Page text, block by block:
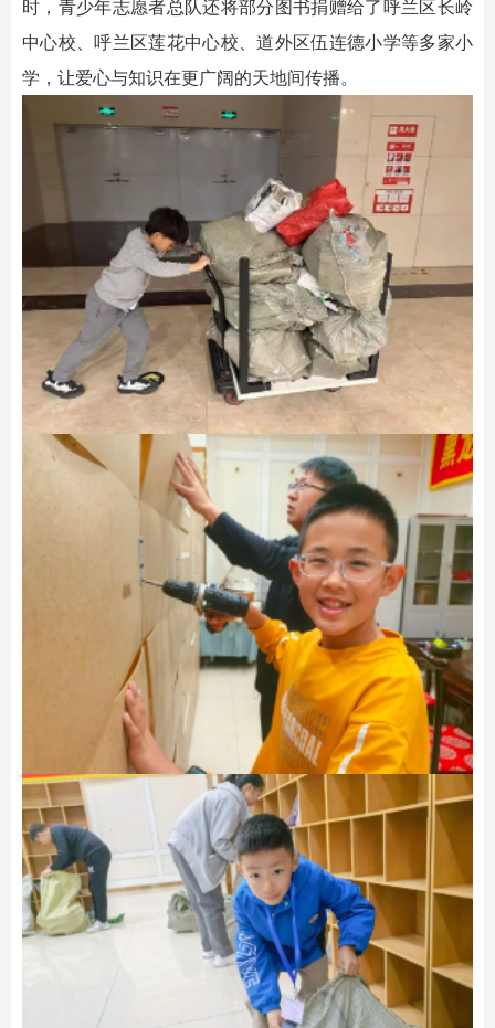
时，青少年志愿者总队还将部分图书捐赠给了呼兰区长岭
中心校、呼兰区莲花中心校、道外区伍连德小学等多家小
学，让爱心与知识在更广阔的天地间传播。